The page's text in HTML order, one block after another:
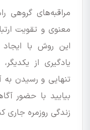
مراقبه‌های گروهی
معنوی و تقویت
این روش با
یادگیری از
تنهایی و رسیدن
بیایید با حضور
زندگی روزمره جاری